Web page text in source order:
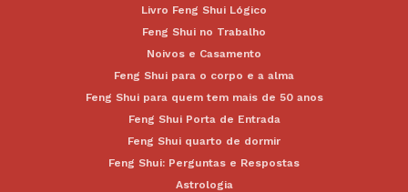
Livro Feng Shui Lógico
Feng Shui no Trabalho
Noivos e Casamento
Feng Shui para o corpo e a alma
Feng Shui para quem tem mais de 50 anos
Feng Shui Porta de Entrada
Feng Shui quarto de dormir
Feng Shui: Perguntas e Respostas
Astrologia